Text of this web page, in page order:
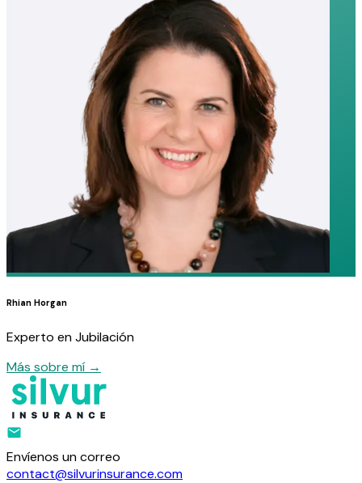
Rhian Horgan
Experto en Jubilación
Más sobre mí →
Envíenos un correo
contact@silvurinsurance.com